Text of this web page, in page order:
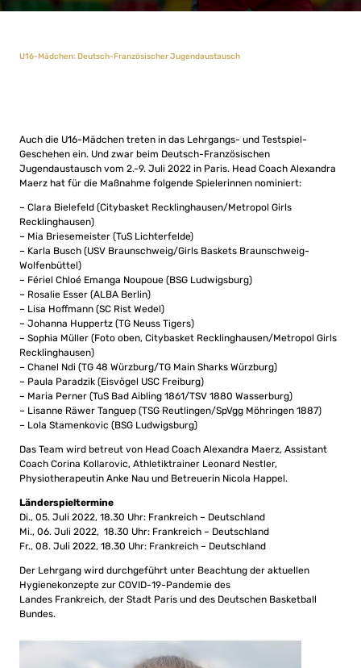
U16-Mädchen: Deutsch-Französischer Jugendaustausch
Auch die U16-Mädchen treten in das Lehrgangs- und Testspiel-
Geschehen ein. Und zwar beim Deutsch-Französischen
Jugendaustausch vom 2.-9. Juli 2022 in Paris. Head Coach Alexandra
Maerz hat für die Maßnahme folgende Spielerinnen nominiert:
– Clara Bielefeld (Citybasket Recklinghausen/Metropol Girls
Recklinghausen)
– Mia Briesemeister (TuS Lichterfelde)
– Karla Busch (USV Braunschweig/Girls Baskets Braunschweig-
Wolfenbüttel)
– Fériel Chloé Emanga Noupoue (BSG Ludwigsburg)
– Rosalie Esser (ALBA Berlin)
– Lisa Hoffmann (SC Rist Wedel)
– Johanna Huppertz (TG Neuss Tigers)
– Sophia Müller (Foto oben, Citybasket Recklinghausen/Metropol Girls
Recklinghausen)
– Chanel Ndi (TG 48 Würzburg/TG Main Sharks Würzburg)
– Paula Paradzik (Eisvögel USC Freiburg)
– Maria Perner (TuS Bad Aibling 1861/TSV 1880 Wasserburg)
– Lisanne Räwer Tanguep (TSG Reutlingen/SpVgg Möhringen 1887)
– Lola Stamenkovic (BSG Ludwigsburg)
Das Team wird betreut von Head Coach Alexandra Maerz, Assistant
Coach Corina Kollarovic, Athletiktrainer Leonard Nestler,
Physiotherapeutin Anke Nau und Betreuerin Nicola Happel.
Länderspieltermine
Di., 05. Juli 2022, 18.30 Uhr: Frankreich – Deutschland
Mi., 06. Juli 2022, 18.30 Uhr: Frankreich – Deutschland
Fr., 08. Juli 2022, 18.30 Uhr: Frankreich – Deutschland
Der Lehrgang wird durchgeführt unter Beachtung der aktuellen
Hygienekonzepte zur COVID-19-Pandemie des
Landes Frankreich, der Stadt Paris und des Deutschen Basketball
Bundes.